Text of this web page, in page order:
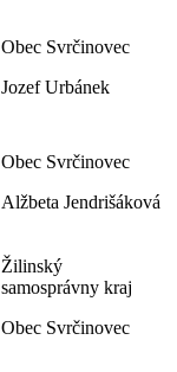
Obec Svrčinovec
Jozef Urbánek
Obec Svrčinovec
Alžbeta Jendrišáková
Žilinský
samosprávny kraj
Obec Svrčinovec